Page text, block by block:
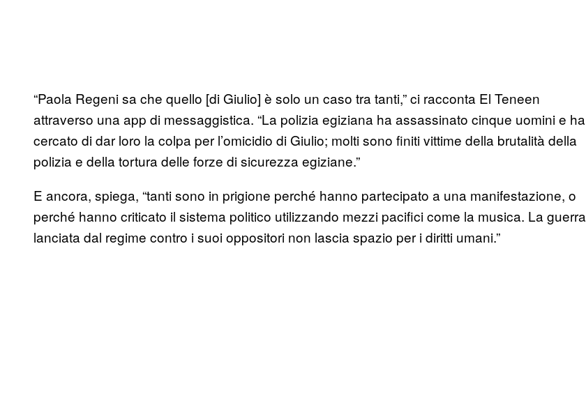
“Paola Regeni sa che quello [di Giulio] è solo un caso tra tanti,” ci racconta El Teneen
attraverso una app di messaggistica. “La polizia egiziana ha assassinato cinque uomini e ha
cercato di dar loro la colpa per l’omicidio di Giulio; molti sono finiti vittime della brutalità della
polizia e della tortura delle forze di sicurezza egiziane.”
E ancora, spiega, “tanti sono in prigione perché hanno partecipato a una manifestazione, o
perché hanno criticato il sistema politico utilizzando mezzi pacifici come la musica. La guerra
lanciata dal regime contro i suoi oppositori non lascia spazio per i diritti umani.”